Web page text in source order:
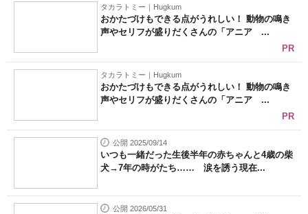
タカラトミー｜Hugkum
おかたづけもできる点がうれしい！ 動物の鳴き
声やセリフが盛りだくさんの「アニア ...
PR
タカラトミー｜Hugkum
おかたづけもできる点がうれしい！ 動物の鳴き
声やセリフが盛りだくさんの「アニア ...
PR
公開 2025/09/14
いつも一緒だった生後半年の赤ちゃんと4歳の柴
犬→7年の時がたち…… 涙を誘う現在...
公開 2026/05/31